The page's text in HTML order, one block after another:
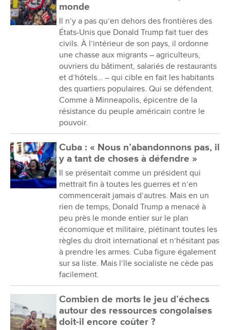
monde
Il n’y a pas qu’en dehors des frontières des
États-Unis que Donald Trump fait tuer des
civils. À l’intérieur de son pays, il ordonne
une chasse aux migrants – agriculteurs,
ouvriers du bâtiment, salariés de restaurants
et d’hôtels… – qui cible en fait les habitants
des quartiers populaires. Qui se défendent.
Comme à Minneapolis, épicentre de la
résistance du peuple américain contre le
pouvoir.
Cuba : « Nous n’abandonnons pas, il
y a tant de choses à défendre »
Il se présentait comme un président qui
mettrait fin à toutes les guerres et n’en
commencerait jamais d’autres. Mais en un
rien de temps, Donald Trump a menacé à
peu près le monde entier sur le plan
économique et militaire, piétinant toutes les
règles du droit international et n’hésitant pas
à prendre les armes. Cuba figure également
sur sa liste. Mais l’île socialiste ne cède pas
facilement.
Combien de morts le jeu d’échecs
autour des ressources congolaises
doit-il encore coûter ?